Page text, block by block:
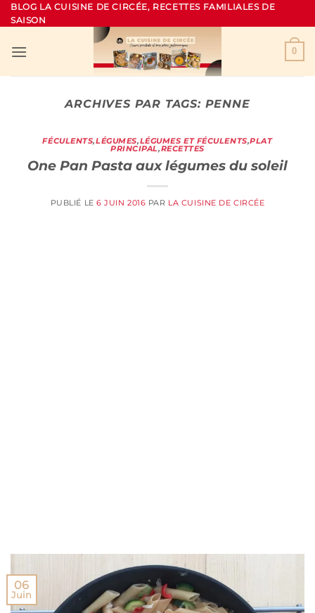
Passer
au
BLOG LA CUISINE DE CIRCÉE, RECETTES FAMILIALES DE
SAISON
0
ARCHIVES PAR TAGS: PENNE
FÉCULENTS,LÉGUMES,LÉGUMES ET FÉCULENTS,PLAT
PRINCIPAL,RECETTES
One Pan Pasta aux légumes du soleil
PUBLIÉ LE6 JUIN 2016 PAR LA CUISINE DE CIRCÉE
06
Juin